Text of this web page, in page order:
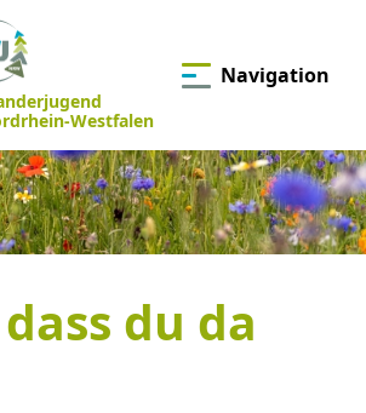
Westfalen
Navigation
du da